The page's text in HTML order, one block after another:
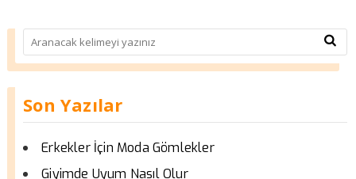
Son Yazılar
Erkekler İçin Moda Gömlekler
Giyimde Uyum Nasıl Olur